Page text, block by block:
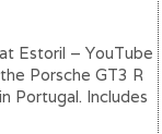
Estoril – YouTube
Porsche GT3 R
Portugal. Includes